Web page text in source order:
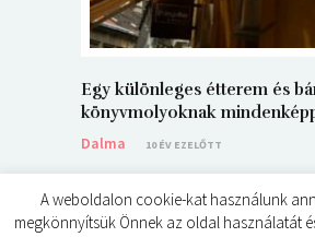
Egy különleges étterem és
könyvmolyoknak
Dalma
10 ÉV EZELŐTT
A weboldalon cookie-kat használunk
megkönnyítsük Önnek az oldal használatát